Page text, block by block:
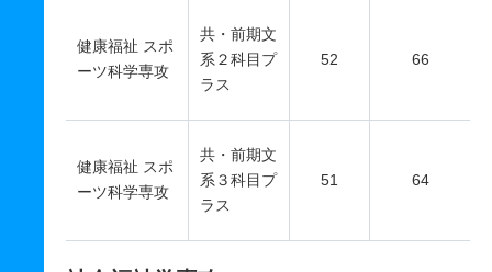
健康福祉 スポ
ーツ科学専攻
共・前期文
系２科目プ
ラス
52 66
健康福祉 スポ
ーツ科学専攻
共・前期文
系３科目プ
ラス
51 64